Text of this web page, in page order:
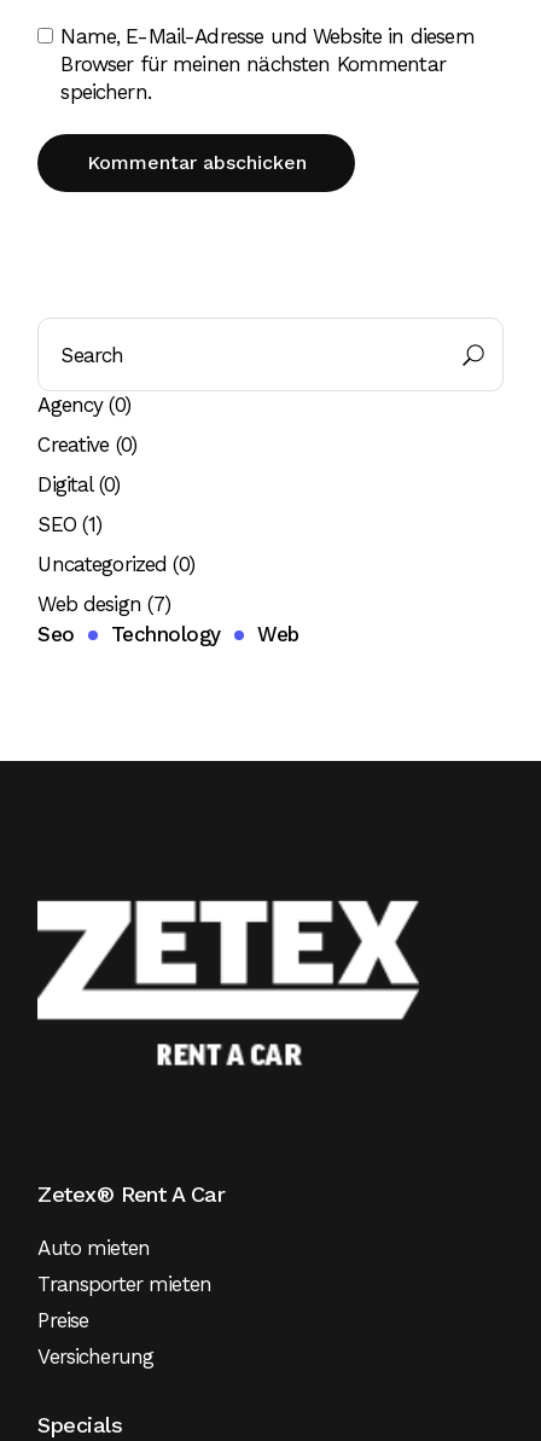
Name, E-Mail-Adresse und Website in diesem
Browser für meinen nächsten Kommentar
speichern.
Kommentar abschicken
Agency(0)
Creative (0)
Digital(0)
SEO(1)
Uncategorized (0)
Web design (7)
Seo
Technology Web
Zetex® Rent A Car
Auto mieten
Transporter mieten
Preise
Versicherung
Specials